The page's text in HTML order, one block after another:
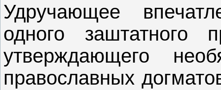
Удручающее
одного заштатного
утверждающего
православных